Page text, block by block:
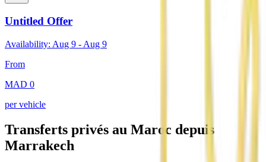
Untitled Offer
Availability: Aug 9 - Aug 9
From
MAD 0
per vehicle
Transferts privés au Maroc depuis
Marrakech